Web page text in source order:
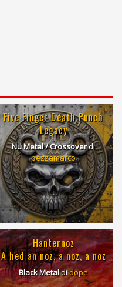
Five Finger Death Punch
Legacy
Nu Metal / Crossoverdi
pezzamarco
Hanternoz
A hed an noz, a noz, a noz
Black Metaldidope